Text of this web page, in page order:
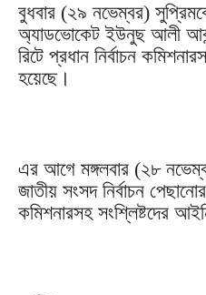
বুধবার (২৯ নভেম্বর)
অ্যাডভোকেট ইউনুছ আলী
রিটে প্রধান নির্বাচন
হয়েছে।
এর আগে মঙ্গলবার (২৮
জাতীয় সংসদ নির্বাচন
কমিশনারসহ সংশ্লিষ্টদের